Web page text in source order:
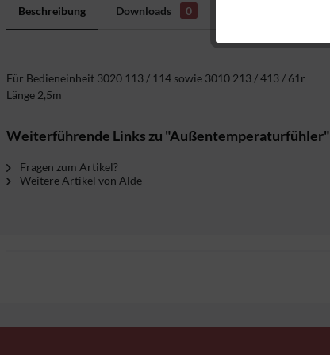
Beschreibung Downloads 0
Für Bedieneinheit 3020 113 / 114 sowie 3010 213 / 413 / 61r
Länge 2,5m
Weiterführende Links zu "Außentemperaturfühler"
Fragen zum Artikel?
Weitere Artikel von Alde